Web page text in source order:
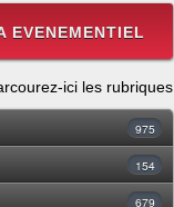
EVENEMENTIEL
ici les rubriques
975
154
679